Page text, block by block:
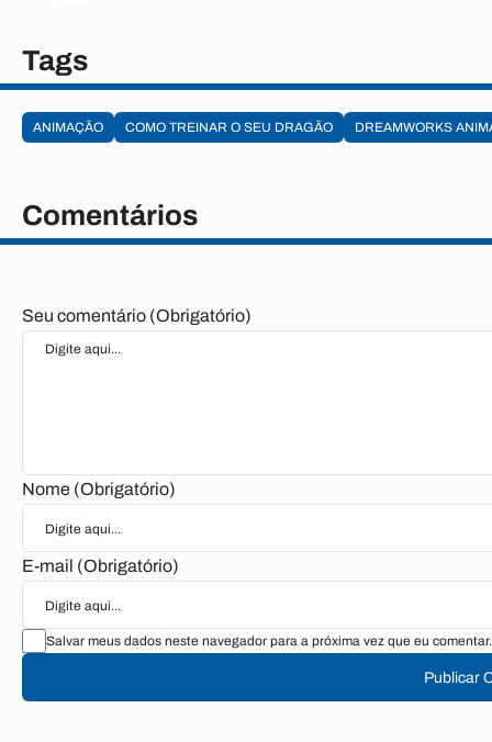
Tags
ANIMAÇÃO COMO TREINAR O SEU DRAGÃO DREAMWORKS
Comentários
Seu comentário (Obrigatório)
Nome (Obrigatório)
E-mail (Obrigatório)
Salvar meus dados neste navegador para a próxima vez que eu comentar.
Publicar